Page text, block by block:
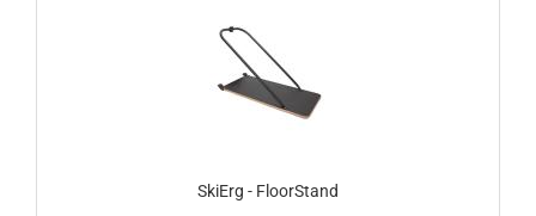
SkiErg - FloorStand